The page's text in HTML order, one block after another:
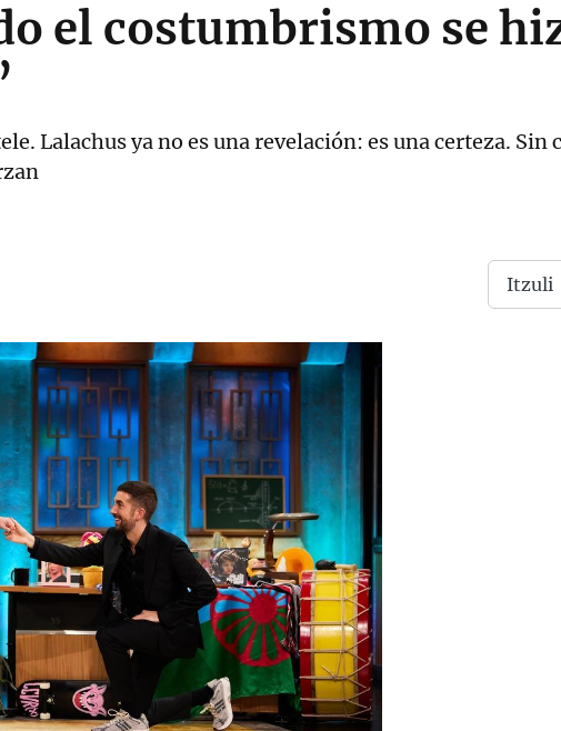
el costumbrismo se
Lalachus ya no es una revelación: es una certeza. Sin
Itzuli